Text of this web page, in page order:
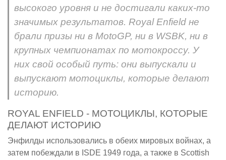
высокого уровня и не достигали каких-то
значимых результатов. Royal Enfield не
брали призы ни в MotoGP, ни в WSBK, ни в
крупных чемпионатах по мотокроссу. У
них свой особый путь: они выпускали и
выпускают мотоциклы, которые делают
историю.
ROYAL ENFIELD - МОТОЦИКЛЫ, КОТОРЫЕ
ДЕЛАЮТ ИСТОРИЮ
Энфилды использовались в обеих мировых войнах, а
затем побеждали в ISDE 1949 года, а также в Scottish